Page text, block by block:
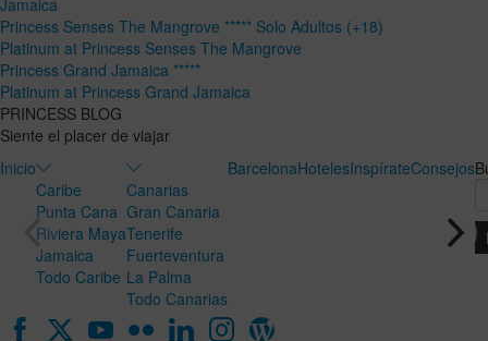
Princess Senses The Mangrove ***** Solo Adultos (+18)
Platinum at Princess Senses The Mangrove
Princess Grand Jamaica *****
Platinum at Princess Grand Jamaica
PRINCESS BLOG
Siente el placer de viajar
Inicio
Caribe
Punta Cana
Riviera Maya
Jamaica
Todo Caribe
Canarias
Gran Canaria
Tenerife
Fuerteventura
La Palma
Todo Canarias
BarcelonaHotelesInspírateConsejos